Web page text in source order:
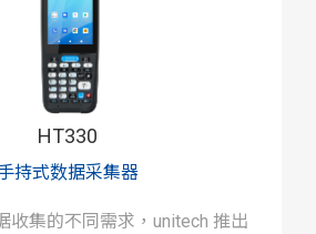
HT330
持式数据采集器
收集的不同需求，unitech 推出